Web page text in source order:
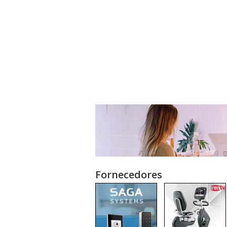
Fornecedores